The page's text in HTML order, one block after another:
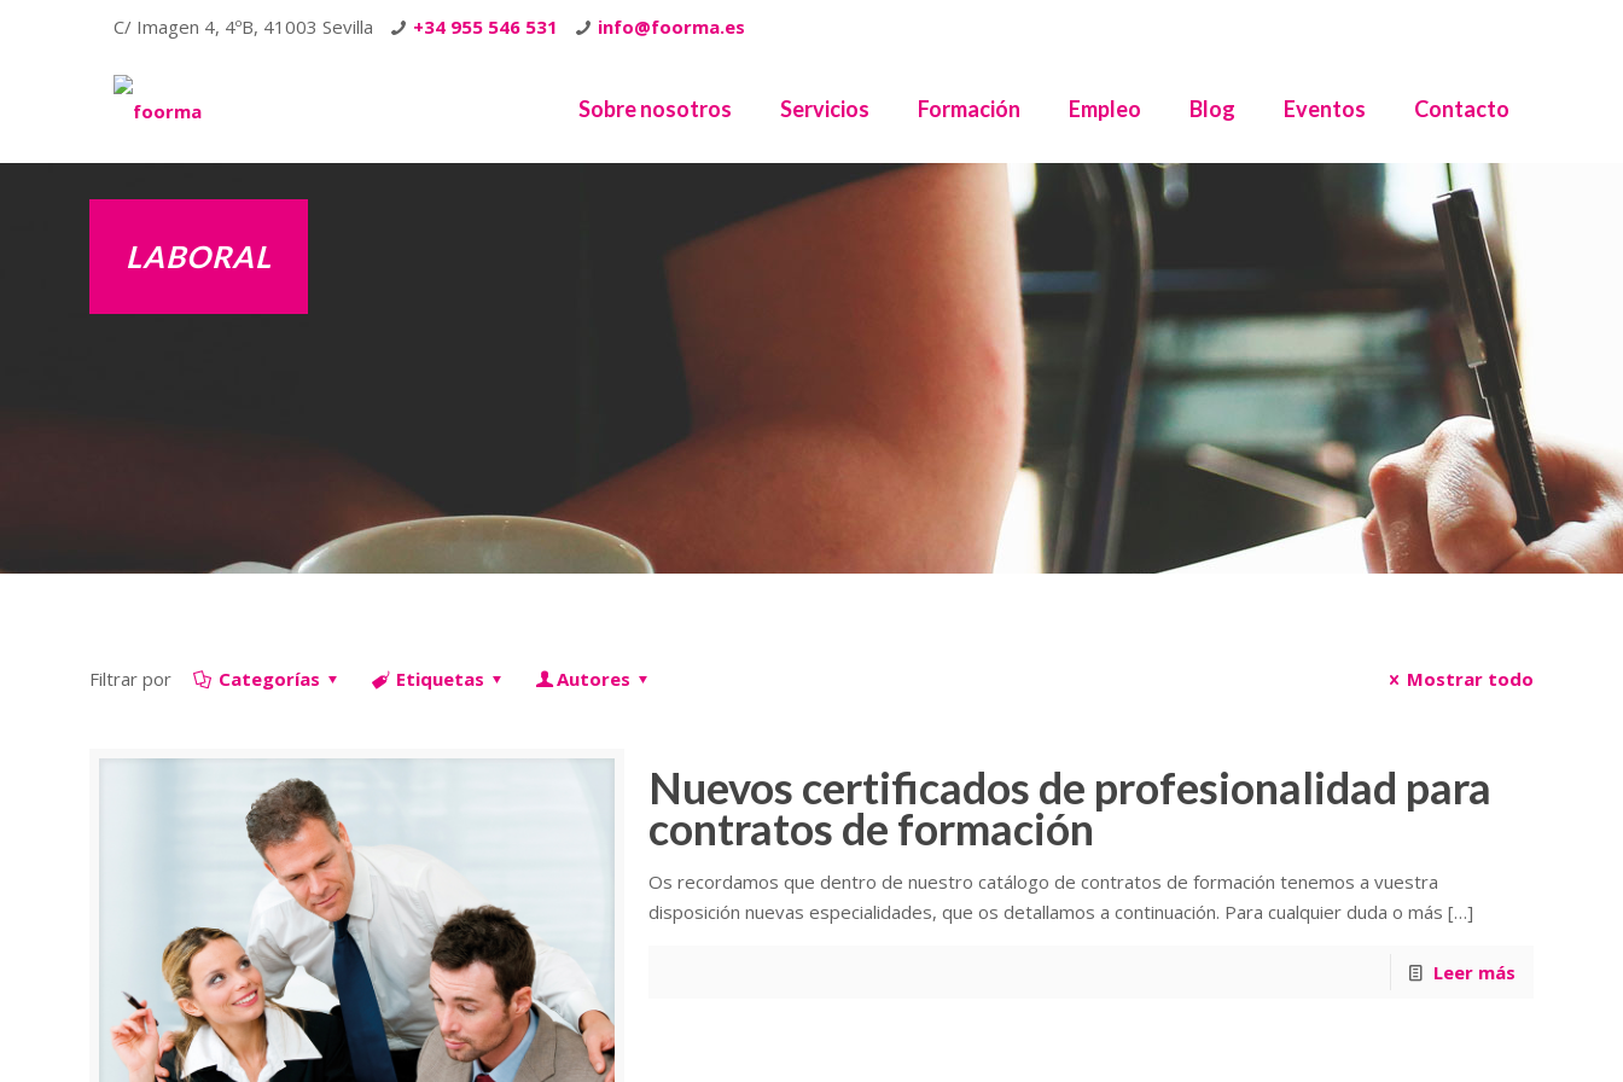
C/ Imagen 4, 4ºB, 41003 Sevilla +34 955 546 531 info@foorma.es
Sobre nosotros Servicios Formación Empleo Blog Eventos Contacto
LABORAL
Filtrar por Categorías Etiquetas Autores Mostrar todo
Nuevos certificados de profesionalidad para
contratos de formación
Os recordamos que dentro de nuestro catálogo de contratos de formación tenemos a vuestra
disposición nuevas especialidades, que os detallamos a continuación. Para cualquier duda o más […]
Leer más